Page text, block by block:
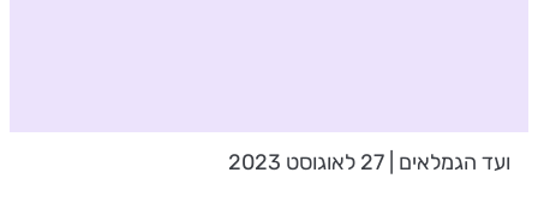
ועד הגמלאים | 27 לאוגוסט 2023